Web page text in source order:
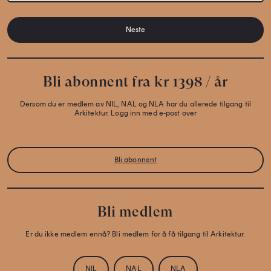
Neste
Bli abonnent fra kr 1398 / år
Dersom du er medlem av NIL, NAL og NLA har du allerede tilgang til
Arkitektur. Logg inn med e-post over
Bli abonnent
Bli medlem
Er du ikke medlem ennå? Bli medlem for å få tilgang til Arkitektur.
NIL NAL NLA